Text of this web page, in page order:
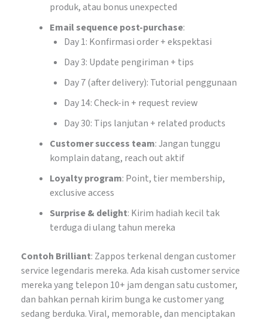
produk, atau bonus unexpected
Email sequence post-purchase:
Day 1: Konfirmasi order + ekspektasi
Day 3: Update pengiriman + tips
Day 7 (after delivery): Tutorial penggunaan
Day 14: Check-in + request review
Day 30: Tips lanjutan + related products
Customer success team: Jangan tunggu
komplain datang, reach out aktif
Loyalty program: Point, tier membership,
exclusive access
Surprise & delight: Kirim hadiah kecil tak
terduga di ulang tahun mereka
Contoh Brilliant: Zappos terkenal dengan customer
service legendaris mereka. Ada kisah customer service
mereka yang telepon 10+ jam dengan satu customer,
dan bahkan pernah kirim bunga ke customer yang
sedang berduka. Viral, memorable, dan menciptakan